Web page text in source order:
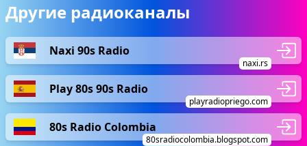
Другие радиоканалы
Naxi 90s Radio
naxi.rs
Play 80s 90s Radio
playradiopriego.com
80s Radio Colombia
80sradiocolombia.blogspot.com